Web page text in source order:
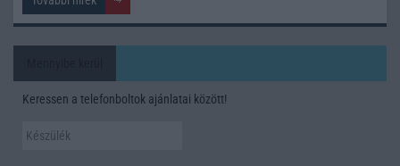
Keressen a telefonboltok ajánlatai között!